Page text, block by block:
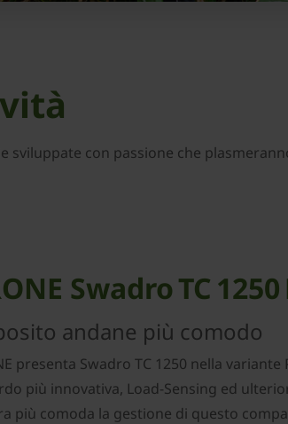
sviluppate con passione che
Swadro TC 1250
andane più comodo
presenta Swadro TC 1250 nella
più innovativa, Load-Sensing ed
più comoda la gestione di questo